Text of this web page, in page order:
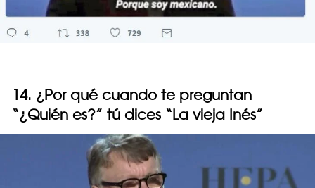
14. ¿Por qué cuando te preguntan
“¿Quién es?” tú dices “La vieja Inés”